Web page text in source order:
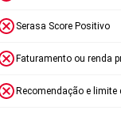
Serasa Score Positivo
Faturamento ou renda
Recomendação e limite